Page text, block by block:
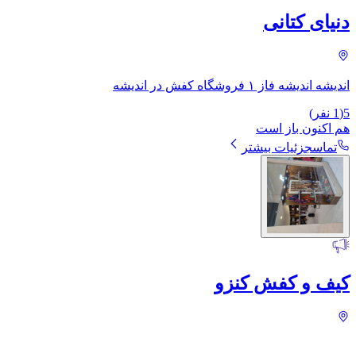
دنیای کتانی
اندیشه اندیشه فاز ۱ فروشگاه کفش در اندیشه
5
(
1 نفر)
هم اکنون باز است
تماسجزئیات بیشتر
کیف و کفش کنزو